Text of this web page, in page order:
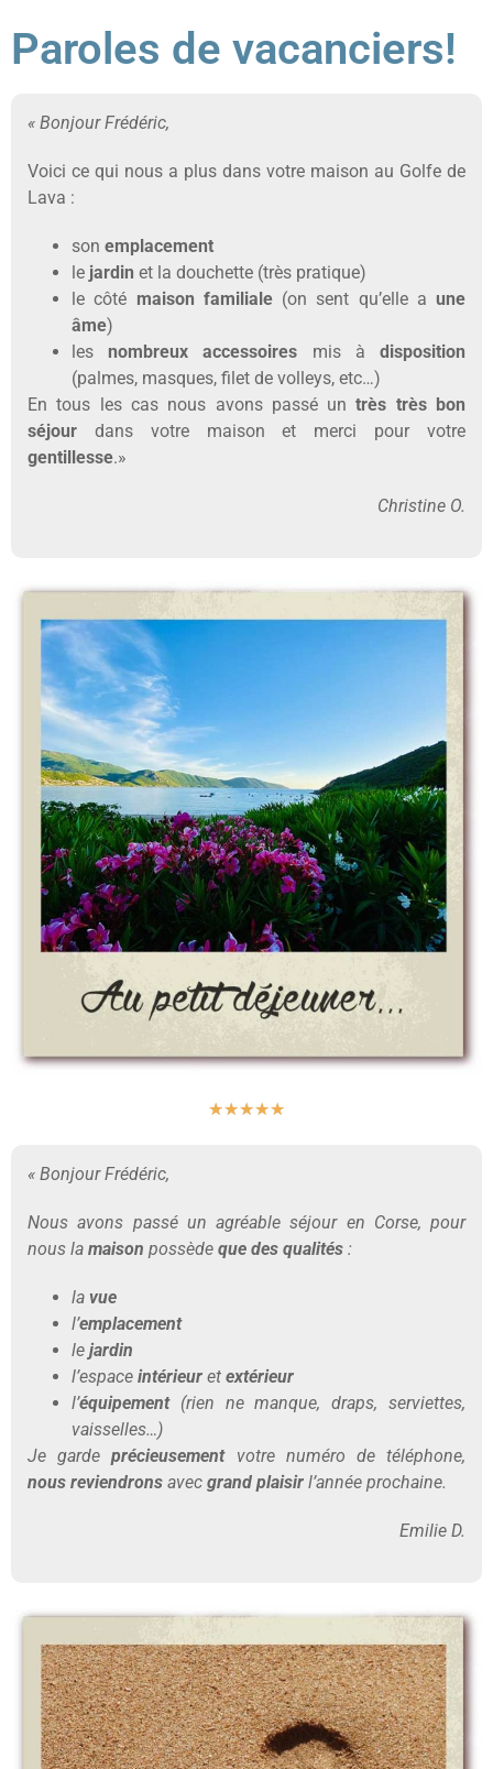
Paroles de vacanciers!
« Bonjour Frédéric,
Voici ce qui nous a plus dans votre maison au Golfe de
Lava :
son emplacement
le jardin et la douchette (très pratique)
le côté maison familiale(on sent qu’elle a une
âme)
lesnombreux accessoires mis àdisposition
(palmes, masques, filet de volleys, etc…)
En tous les cas nous avons passé untrès très bon
séjour dans votre maison et merci pour votre
gentillesse.»
Christine O.
★★★★★
« Bonjour Frédéric,
Nous avons passé un agréable séjour en Corse, pour
nous la maison possède que des qualités :
la vue
l’emplacement
le jardin
l’espace intérieur et extérieur
l’équipement(rien ne manque, draps, serviettes,
vaisselles…)
Je gardeprécieusementvotre numéro de téléphone,
nous reviendrons avec grand plaisir l’année prochaine.
Emilie D.